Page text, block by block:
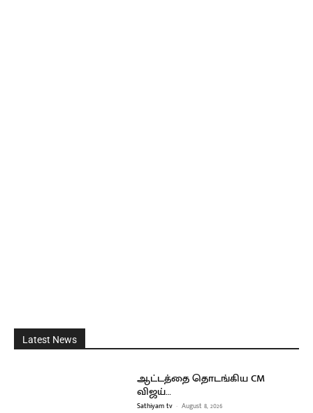
Latest News
ஆட்டத்தை தொடங்கிய CM
விஜய்…
Sathiyam tv - August 8, 2026